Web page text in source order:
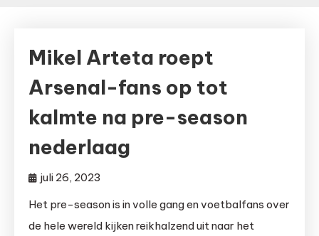
Mikel Arteta roept
Arsenal-fans op tot
kalmte na pre-season
nederlaag
juli 26, 2023
Het pre-season is in volle gang en voetbalfans over
de hele wereld kijken reikhalzend uit naar het